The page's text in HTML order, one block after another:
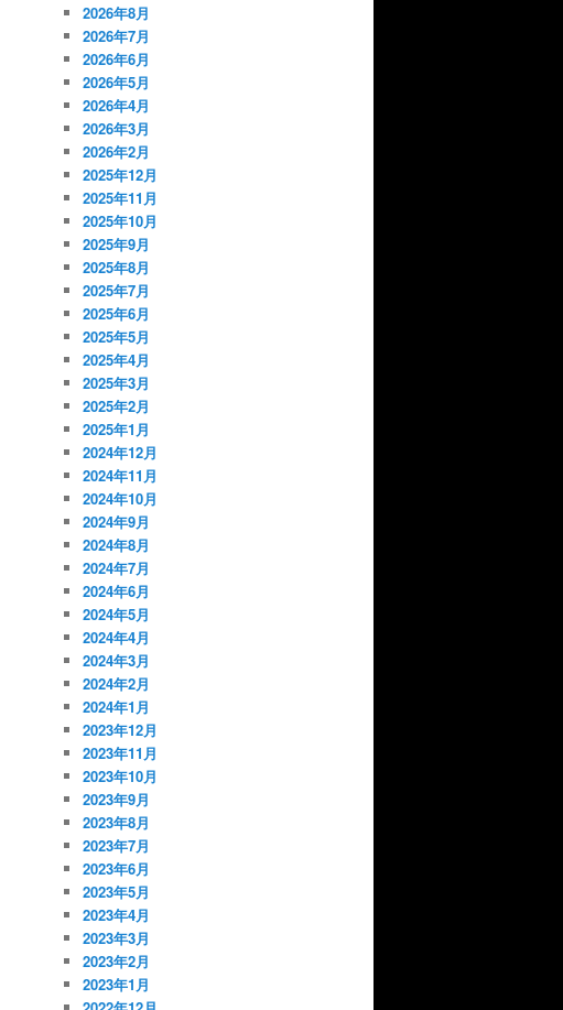
2026年8月
2026年7月
2026年6月
2026年5月
2026年4月
2026年3月
2026年2月
2025年12月
2025年11月
2025年10月
2025年9月
2025年8月
2025年7月
2025年6月
2025年5月
2025年4月
2025年3月
2025年2月
2025年1月
2024年12月
2024年11月
2024年10月
2024年9月
2024年8月
2024年7月
2024年6月
2024年5月
2024年4月
2024年3月
2024年2月
2024年1月
2023年12月
2023年11月
2023年10月
2023年9月
2023年8月
2023年7月
2023年6月
2023年5月
2023年4月
2023年3月
2023年2月
2023年1月